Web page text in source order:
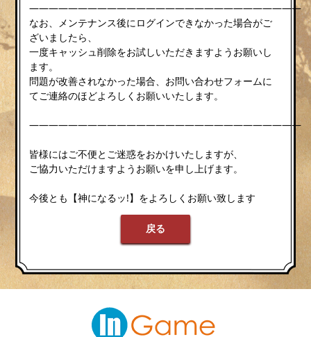
————————————————————————————
なお、メンテナンス後にログインできなかった場合がご
ざいましたら、
一度キャッシュ削除をお試しいただきますようお願いし
ます。
問題が改善されなかった場合、お問い合わせフォームに
てご連絡のほどよろしくお願いいたします。
————————————————————————————
皆様にはご不便とご迷惑をおかけいたしますが、
ご協力いただけますようお願いを申し上げます。
今後とも【神になるッ!】をよろしくお願い致します
戻る